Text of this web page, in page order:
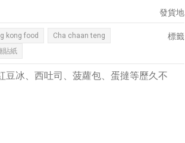
發貨地
標籤
kong food
Cha chaan teng
貼紙
冰、西吐司、菠蘿包、蛋撻等歷久不